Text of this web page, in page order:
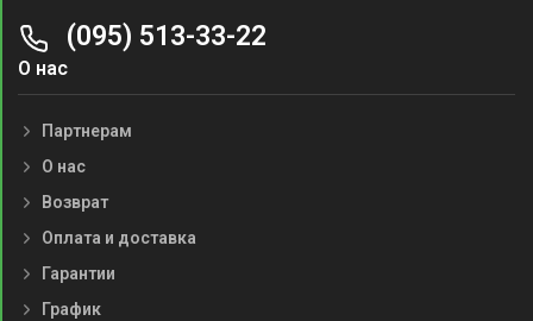
(095) 513-33-22
О нас
Партнерам
О нас
Возврат
Оплата и доставка
Гарантии
График